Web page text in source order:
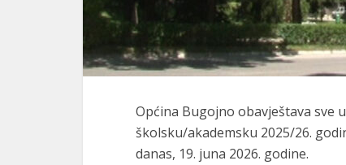
Općina Bugojno obavještava sve
školsku/akademsku 2025/26.
danas, 19. juna 2026. godine.